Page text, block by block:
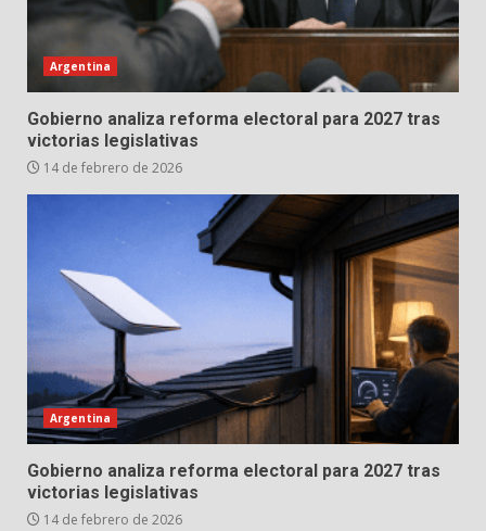
Argentina
Gobierno analiza reforma electoral para 2027 tras
victorias legislativas
14 de febrero de 2026
Argentina
Gobierno analiza reforma electoral para 2027 tras
victorias legislativas
14 de febrero de 2026